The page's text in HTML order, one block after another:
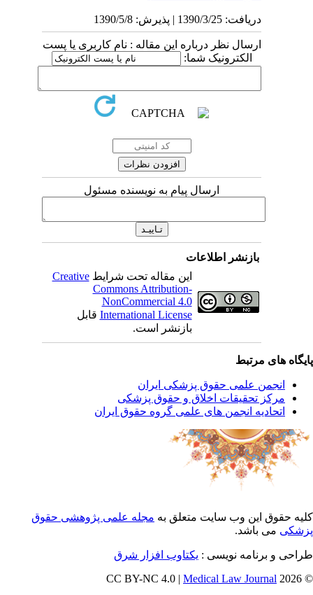
دریافت: 1390/3/25 | پذیرش: 1390/5/8
ارسال نظر درباره این مقاله : نام کاربری یا پست
الکترونیک شما:
ارسال پیام به نویسنده مسئول
بازنشر اطلاعات
این مقاله تحت شرایطCreative
Commons Attribution-
NonCommercial 4.0
International Licenseقابل
بازنشر است.
های مرتبط
انجمن علمی حقوق پزشکی ایران
مرکز تحقیقات اخلاق و حقوق پزشکی
اتحادیه انجمن های علمی گروه حقوق ایران
حقوق این وب سایت متعلق بهمجله علمی پژوهشی حقوق
می باشد.
و برنامه نویسی : یکتاوب افزار شرق
©
Medical Law Journal